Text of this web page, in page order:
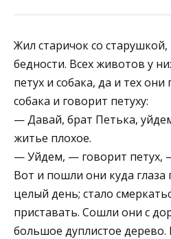
Жил старичок со
бедности. Всех животов у
петух и собака, да и тех
собака и говорит петуху:
— Давай, брат Петька,
житье плохое.
— Уйдем, — говорит петух,
Вот и пошли они куда глаза
целый день; стало
приставать. Сошли они с
большое дуплистое дерево.